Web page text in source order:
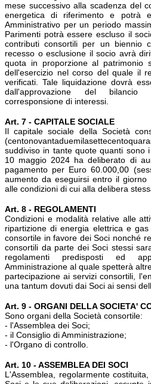
mese successivo alla scadenza del
energetica di riferimento e potrà
Amministrativo per un periodo
Parimenti potrà essere escluso il
contributi consortili per un biennio
recesso o esclusione il socio avrà
quota in proporzione al patrimonio
dell'esercizio nel corso del quale il
verificati. Tale liquidazione dovrà
dall'approvazione del bilancio
corresponsione di interessi.
Art. 7 - CAPITALE SOCIALE
Il capitale sociale della Società
suddiviso in tante quote quanti sono
10 maggio 2024 ha deliberato di
pagamento per Euro 60.000,00
aumento da eseguirsi entro il
alle condizioni di cui alla delibera
Art. 8 - REGOLAMENTI
Condizioni e modalità relative alle
ripartizione di energia elettrica e
consortile in favore dei Soci nonché
consortili da parte dei Soci stessi
regolamenti predisposti ed
Amministrazione al quale spetterà
partecipazione ai servizi consortili,
una tantum dovuti dai Soci ai sensi
Art. 9 - ORGANI DELLA SOCIETA'
Sono organi della Società consortile:
- l'Assemblea dei Soci;
- il Consiglio di Amministrazione;
- l'Organo di controllo.
Art. 10 - ASSEMBLEA DEI SOCI
L'Assemblea, regolarmente